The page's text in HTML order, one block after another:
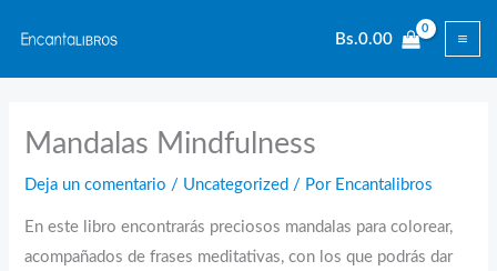
contenido
Bs.0.00
Mandalas Mindfulness
Deja un comentario / Uncategorized / Por Encantalibros
En este libro encontrarás preciosos mandalas para colorear,
acompañados de frases meditativas, con los que podrás dar